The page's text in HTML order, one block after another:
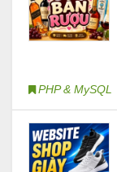
PHP & MySQL